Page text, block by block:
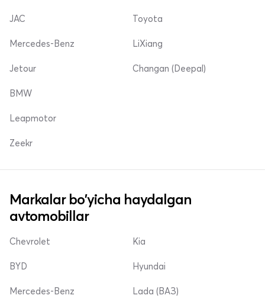
JAC
Mercedes-Benz
Jetour
Toyota
LiXiang
Changan (Deepal)
BMW
Leapmotor
Zeekr
Markalar bo'yicha haydalgan
avtomobillar
Chevrolet
BYD
Mercedes-Benz
Kia
Hyundai
Lada (ВАЗ)